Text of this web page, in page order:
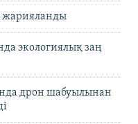
жарияланды
экологиялық заң
дрон шабуылынан